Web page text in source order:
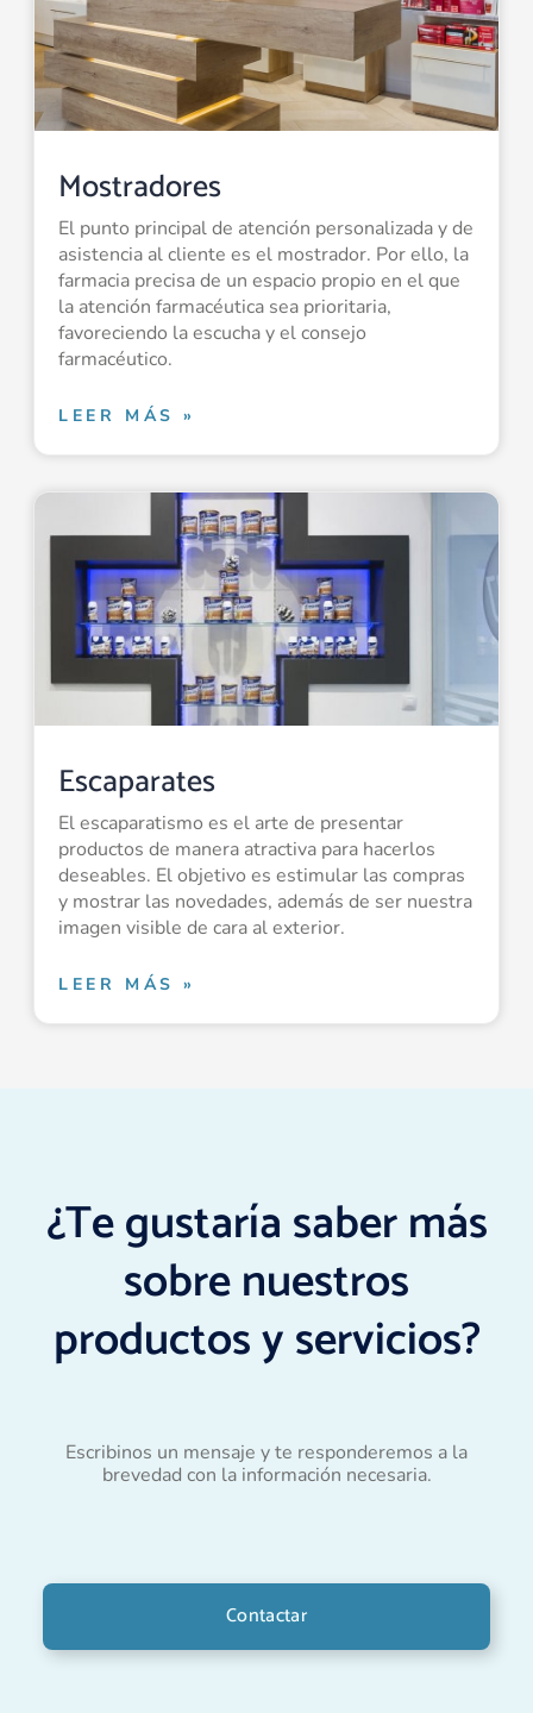
Mostradores
El punto principal de atención personalizada y de
asistencia al cliente es el mostrador. Por ello, la
farmacia precisa de un espacio propio en el que
la atención farmacéutica sea prioritaria,
favoreciendo la escucha y el consejo
farmacéutico.
LEER MÁS »
Escaparates
El escaparatismo es el arte de presentar
productos de manera atractiva para hacerlos
deseables. El objetivo es estimular las compras
y mostrar las novedades, además de ser nuestra
imagen visible de cara al exterior.
LEER MÁS »
¿Te gustaría saber más
sobre nuestros
productos y servicios?
Escribinos un mensaje y te responderemos a la
brevedad con la información necesaria.
Contactar